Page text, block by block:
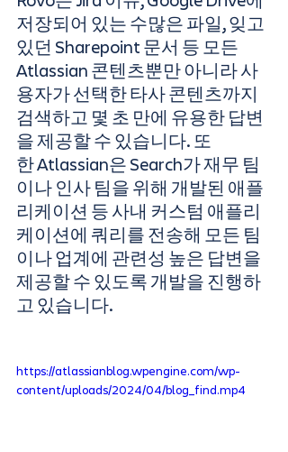
저장되어 있는 수많은 파일, 잊고
있던 Sharepoint 문서 등 모든
Atlassian 콘텐츠뿐만 아니라 사
용자가 선택한 타사 콘텐츠까지
검색하고 몇 초 만에 유용한 답변
을 제공할 수 있습니다. 또
한 Atlassian은 Search가 재무 팀
이나 인사 팀을 위해 개발된 애플
리케이션 등 사내 커스텀 애플리
케이션에 쿼리를 전송해 모든 팀
이나 업계에 관련성 높은 답변을
제공할 수 있도록 개발을 진행하
고 있습니다.
https://atlassianblog.wpengine.com/wp-
content/uploads/2024/04/blog_find.mp4